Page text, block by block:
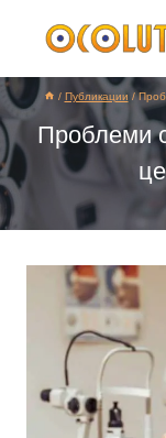
/ Публикации /
Проблеми